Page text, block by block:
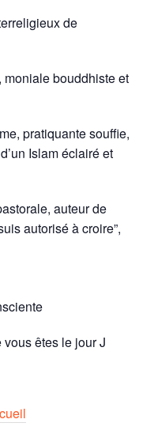
de
, moniale bouddhiste et
pratiquante souffie,
Islam éclairé et
auteur de
autorisé à croire”,
vous êtes le jour J